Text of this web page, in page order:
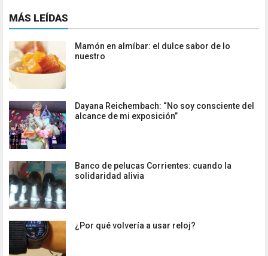
MÁS LEÍDAS
Mamón en almíbar: el dulce sabor de lo
nuestro
Dayana Reichembach: “No soy consciente del
alcance de mi exposición”
Banco de pelucas Corrientes: cuando la
solidaridad alivia
¿Por qué volvería a usar reloj?